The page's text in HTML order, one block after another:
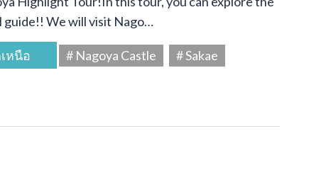
guide!! We will visit Nago…
หนือ # Nagoya Castle
# Sakae